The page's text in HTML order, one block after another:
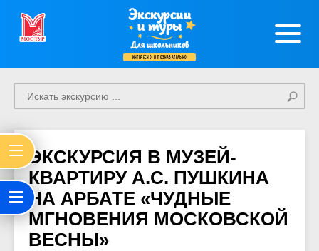
Экскурсии
и туры
Для школьников
интересно и познавательно
ЭКСКУРСИЯ В МУЗЕЙ-
КВАРТИРУ А.С. ПУШКИНА
НА АРБАТЕ «ЧУДНЫЕ
МГНОВЕНИЯ МОСКОВСКОЙ
ВЕСНЫ»